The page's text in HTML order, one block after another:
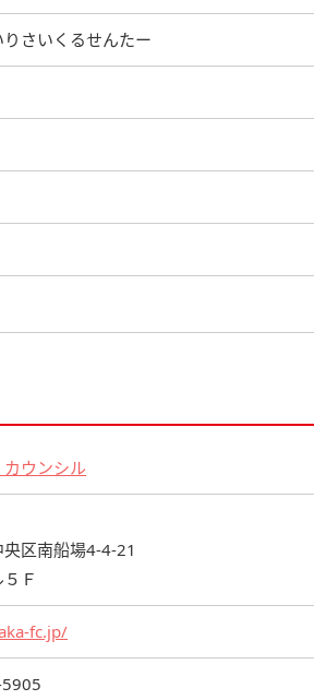
さいくるせんたー
ウンシル
区南船場4-4-21
Ｆ
fc.jp/